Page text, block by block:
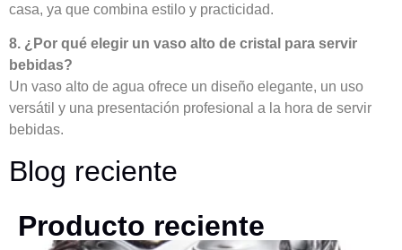
casa, ya que combina estilo y practicidad.
8. ¿Por qué elegir un vaso alto de cristal para servir
bebidas?
Un vaso alto de agua ofrece un diseño elegante, un uso
versátil y una presentación profesional a la hora de servir
bebidas.
Blog reciente
Producto reciente